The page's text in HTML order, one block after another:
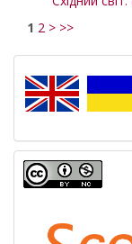
1 2 > >>